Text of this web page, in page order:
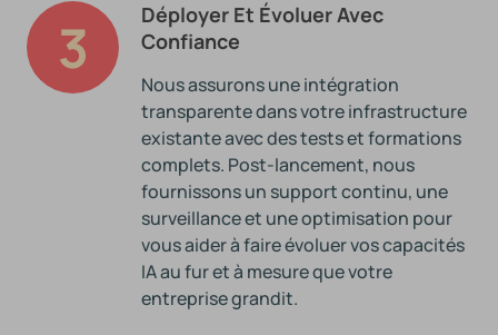
3
Déployer Et Évoluer Avec
Confiance
Nous assurons une intégration
transparente dans votre infrastructure
existante avec des tests et formations
complets. Post-lancement, nous
fournissons un support continu, une
surveillance et une optimisation pour
vous aider à faire évoluer vos capacités
IA au fur et à mesure que votre
entreprise grandit.